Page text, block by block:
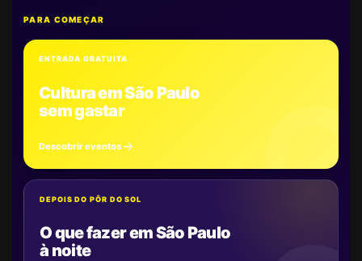
PARA COMEÇAR
ENTRADA GRATUITA
Cultura em São Paulo
sem gastar
Descobrir eventos
DEPOIS DO PÔR DO SOL
O que fazer em São Paulo
à noite